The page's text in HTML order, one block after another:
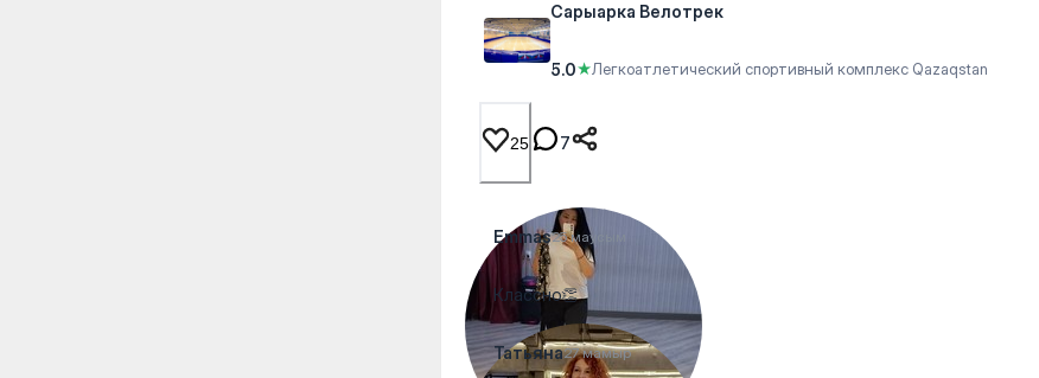
Сарыарка ​Велотрек
5.0★Легкоатлетический спортивный комплекс Qazaqstan
25 7
Emmas25 маусым
Классно👏
Татьяна27 мамыр